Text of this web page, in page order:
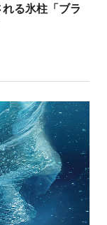
る氷柱「ブラ